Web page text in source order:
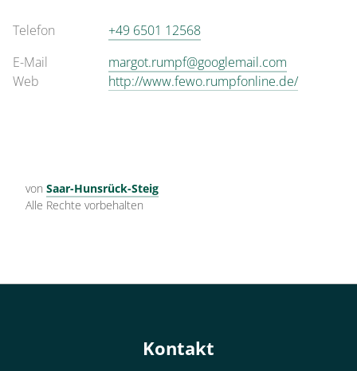
Telefon
+49 6501 12568
E-Mail
margot.rumpf@googlemail.com
Web
http://www.fewo.rumpfonline.de/
von Saar-Hunsrück-Steig
Alle Rechte vorbehalten
Kontakt